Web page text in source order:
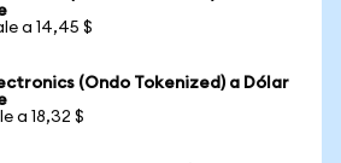
a 14,45 $
(Ondo Tokenized) a Dólar
a 18,32 $